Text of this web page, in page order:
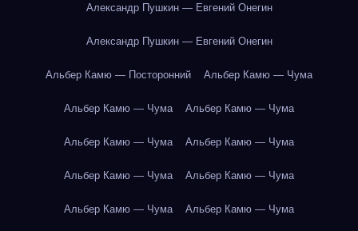
Александр Пушкин — Евгений Онегин
Александр Пушкин — Евгений Онегин
Альбер Камю — Посторонний Альбер Камю — Чума
Альбер Камю — Чума Альбер Камю — Чума
Альбер Камю — Чума Альбер Камю — Чума
Альбер Камю — Чума Альбер Камю — Чума
Альбер Камю — Чума Альбер Камю — Чума